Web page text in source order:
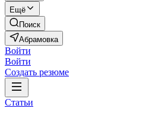
Ещё
Поиск
Абрамовка
Войти
Войти
Создать резюме
Статьи